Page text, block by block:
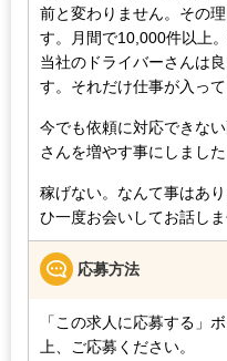
前と変わりません。その
す。月間で10,000件以上
当社のドライバーさんは
す。それだけ仕事が入って
今でも依頼に対応できな
さんを増やす事にしました
稼げない。なんて事はあ
ひ一度お会いしてお話しま
応募方法
「この求人に応募する」
上、ご応募ください。